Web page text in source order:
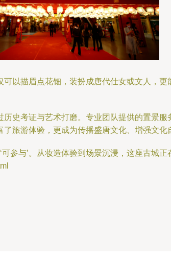
以描眉点花钿，装扮成唐代仕女或文人，
史考证与艺术打磨。专业团队提供的置景
旅游体验，更成为传播盛唐文化、增强文化
参与’。从妆造体验到场景沉浸，这座古城